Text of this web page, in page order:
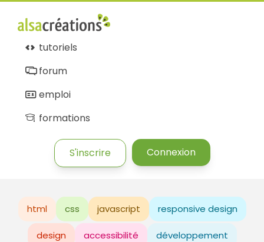
tutoriels
forum
emploi
formations
S'inscrire Connexion
html css javascript responsive design
design accessibilité développement